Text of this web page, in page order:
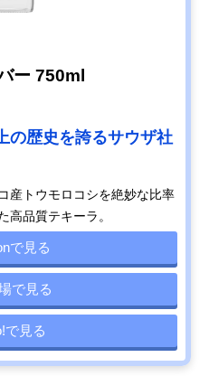
ー 750ml
の歴史を誇るサウザ社
産トウモロコシを絶妙な比率
高品質テキーラ。
で見る
で見る
で見る